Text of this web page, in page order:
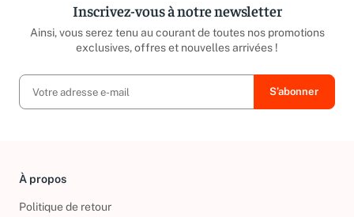
Inscrivez-vous à notre newsletter
Ainsi, vous serez tenu au courant de toutes nos promotions
exclusives, offres et nouvelles arrivées !
À propos
Politique de retour